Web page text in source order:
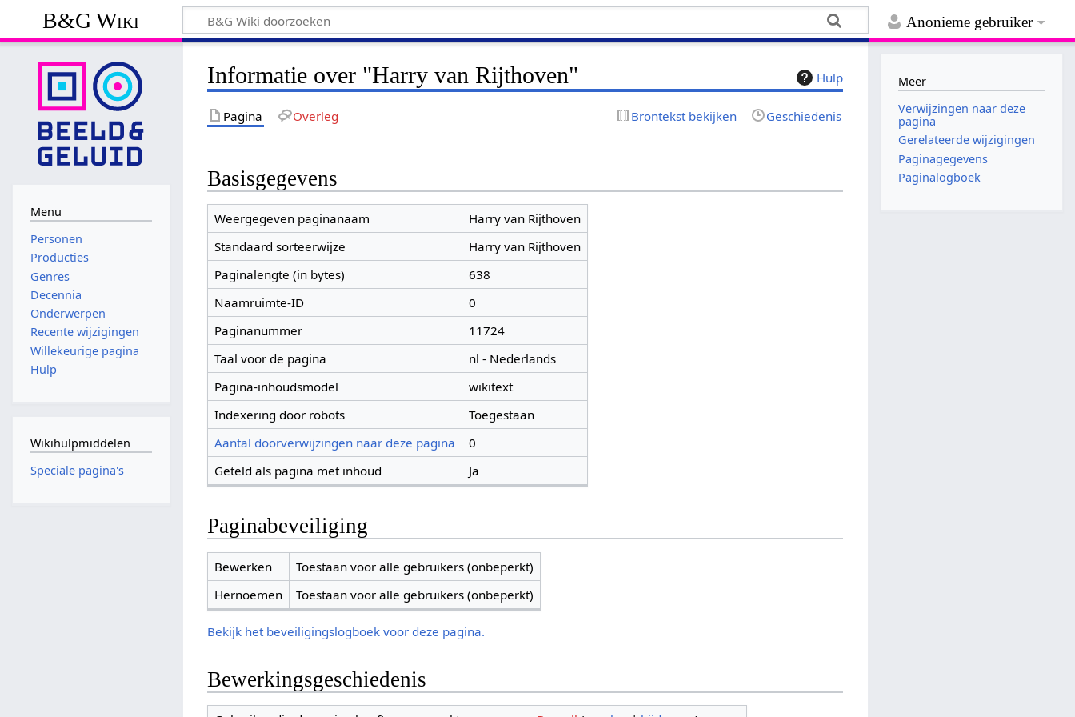
Anonieme gebruiker
B&G Wiki
Hulp
Informatie over "Harry van Rijthoven"
Pagina Overleg Brontekst bekijken Geschiedenis
Basisgegevens
Weergegeven paginanaam
Harry van Rijthoven
Standaard sorteerwijze
Harry van Rijthoven
Paginalengte (in bytes)
638
Naamruimte-ID
0
Paginanummer
11724
Taal voor de pagina
nl - Nederlands
Pagina-inhoudsmodel
wikitext
Indexering door robots
Toegestaan
Aantal doorverwijzingen naar deze pagina
0
Geteld als pagina met inhoud
Ja
Paginabeveiliging
Bewerken
Toestaan voor alle gebruikers (onbeperkt)
Hernoemen
Toestaan voor alle gebruikers (onbeperkt)
Bekijk het beveiligingslogboek voor deze pagina.
Bewerkingsgeschiedenis
Menu
Personen
Producties
Genres
Decennia
Onderwerpen
Recente wijzigingen
Willekeurige pagina
Hulp
Wikihulpmiddelen
Speciale pagina's
Meer
Verwijzingen naar deze
pagina
Gerelateerde wijzigingen
Paginagegevens
Paginalogboek